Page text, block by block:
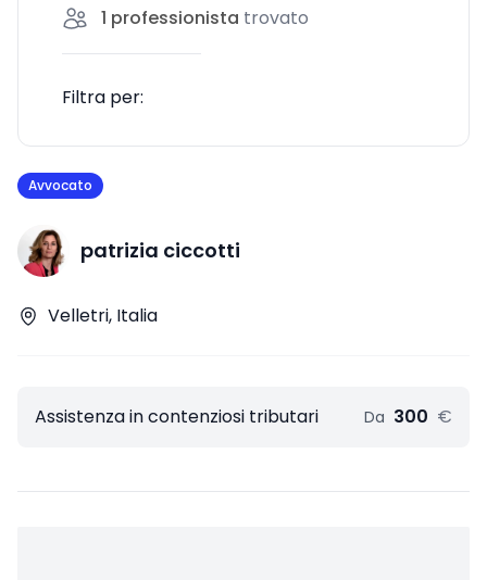
1 professionista trovato
Filtra per:
Avvocato
patrizia ciccotti
Velletri, Italia
Assistenza in contenziosi tributari Da 300 €